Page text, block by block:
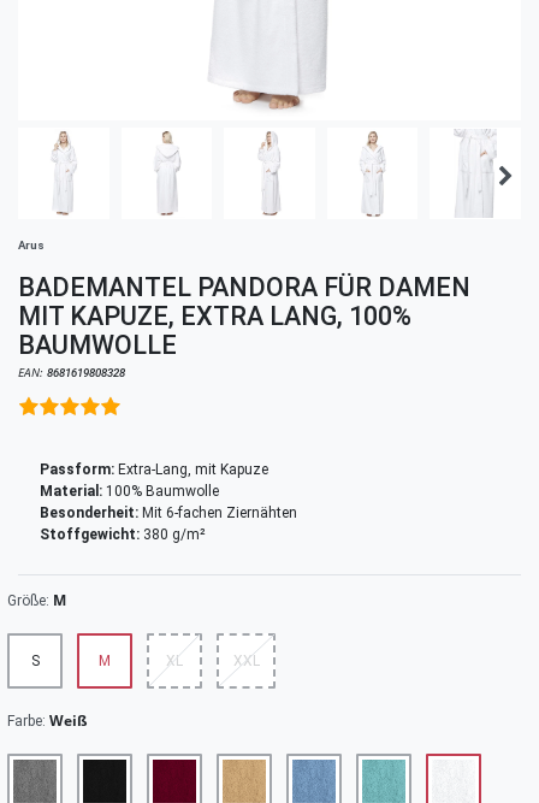
Arus
BADEMANTEL PANDORA FÜR DAMEN
MIT KAPUZE, EXTRA LANG, 100%
BAUMWOLLE
EAN: 8681619808328
Passform: Extra-Lang, mit Kapuze
Material: 100% Baumwolle
Besonderheit: Mit 6-fachen Ziernähten
Stoffgewicht: 380 g/m²
Größe: M
S M XL XXL
Farbe: Weiß